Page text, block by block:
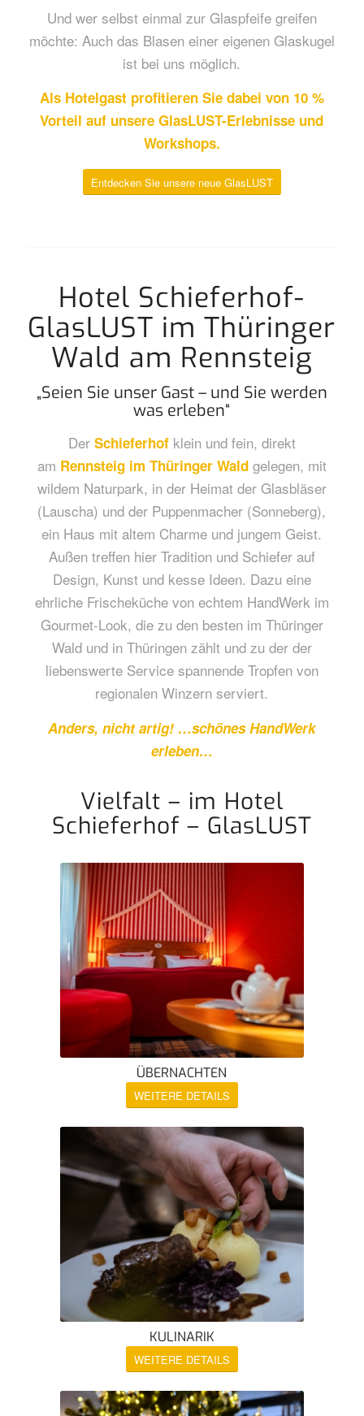
Und wer selbst einmal zur Glaspfeife greifen
möchte: Auch das Blasen einer eigenen Glaskugel
ist bei uns möglich.
Als Hotelgast profitieren Sie dabei von 10 %
Vorteil auf unsere GlasLUST-Erlebnisse und
Workshops.
Entdecken Sie unsere neue GlasLUST
Hotel Schieferhof-
GlasLUST im Thüringer
Wald am Rennsteig
„Seien Sie unser Gast – und Sie werden
was erleben“
Der Schieferhofklein und fein, direkt
am Rennsteig im Thüringer Waldgelegen, mit
wildem Naturpark, in der Heimat der Glasbläser
(Lauscha) und der Puppenmacher (Sonneberg),
ein Haus mit altem Charme und jungem Geist.
Außen treffen hier Tradition und Schiefer auf
Design, Kunst und kesse Ideen. Dazu eine
ehrliche Frischeküche von echtem HandWerk im
Gourmet-Look, die zu den besten im Thüringer
Wald und in Thüringen zählt und zu der der
liebenswerte Service spannende Tropfen von
regionalen Winzern serviert.
Anders, nicht artig! …schönes HandWerk
erleben…
Vielfalt – im Hotel
Schieferhof – GlasLUST
ÜBERNACHTEN
WEITERE DETAILS
KULINARIK
WEITERE DETAILS